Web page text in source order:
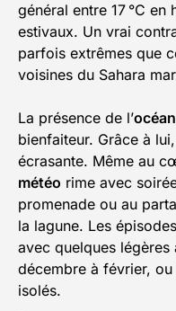
général entre 17 °C
estivaux. Un vrai
parfois extrêmes que
voisines du Sahara
La présence de l’
bienfaiteur. Grâce à
écrasante. Même au
météo rime avec
promenade ou au
la lagune. Les
avec quelques
décembre à février,
isolés.